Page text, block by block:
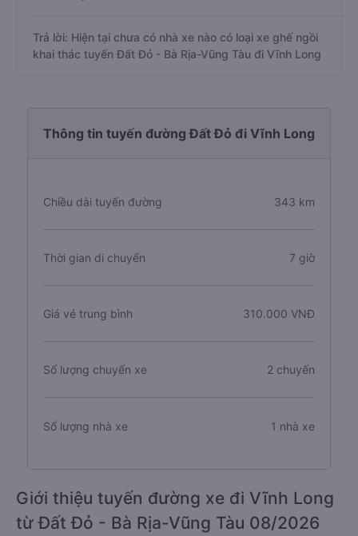
Trả lời: Hiện tại chưa có nhà xe nào có loại xe ghế ngồi
khai thác tuyến Đất Đỏ - Bà Rịa-Vũng Tàu đi Vĩnh Long
Thông tin tuyến đường Đất Đỏ đi Vĩnh Long
Chiều dài tuyến đường 343 km
Thời gian di chuyển 7 giờ
Giá vé trung bình 310.000 VNĐ
Số lượng chuyến xe 2 chuyến
Số lượng nhà xe 1 nhà xe
Giới thiệu tuyến đường xe đi Vĩnh Long
từ Đất Đỏ - Bà Rịa-Vũng Tàu 08/2026